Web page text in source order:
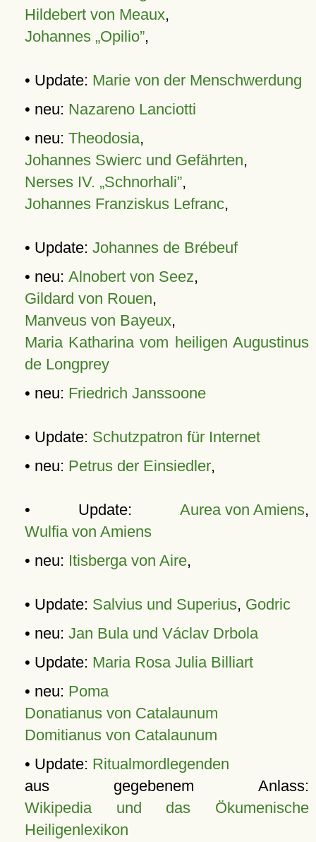
Hildebert von Meaux,
Johannes „Opilio”,
• Update: Marie von der Menschwerdung
• neu: Nazareno Lanciotti
• neu: Theodosia,
Johannes Swierc und Gefährten,
Nerses IV. „Schnorhali”,
Johannes Franziskus Lefranc,
• Update: Johannes de Brébeuf
• neu: Alnobert von Seez,
Gildard von Rouen,
Manveus von Bayeux,
Maria Katharina vom heiligen Augustinus
de Longprey
• neu: Friedrich Janssoone
• Update: Schutzpatron für Internet
• neu: Petrus der Einsiedler,
• Update: Aurea von Amiens,
Wulfia von Amiens
• neu: Itisberga von Aire,
• Update: Salvius und Superius, Godric
• neu: Jan Bula und Václav Drbola
• Update: Maria Rosa Julia Billiart
• neu: Poma
Donatianus von Catalaunum
Domitianus von Catalaunum
• Update: Ritualmordlegenden
aus gegebenem Anlass:
Wikipedia und das Ökumenische
Heiligenlexikon